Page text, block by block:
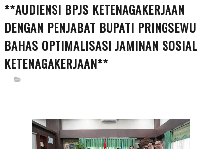
**AUDIENSI BPJS KETENAGAKERJAAN
DENGAN PENJABAT BUPATI PRINGSEWU
BAHAS OPTIMALISASI JAMINAN SOSIAL
KETENAGAKERJAAN**